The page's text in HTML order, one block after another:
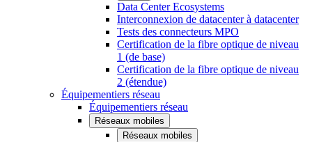
Data Center Ecosystems
Interconnexion de datacenter à datacenter
Tests des connecteurs MPO
Certification de la fibre optique de niveau
1 (de base)
Certification de la fibre optique de niveau
2 (étendue)
Équipementiers réseau
Équipementiers réseau
Réseaux mobiles
Réseaux mobiles